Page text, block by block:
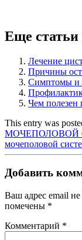
Еще статьи
Лечение
Причины
Симптомы и
Чем полезен
This entry was
МОЧЕПОЛОВОЙ
мочеполовой
Добавить
Ваш адрес email не
помечены *
Комментарий *